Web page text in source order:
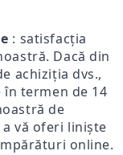
: satisfacția
Dacă din
achiziția dvs.,
termen de 14
de
vă oferi liniște
online.